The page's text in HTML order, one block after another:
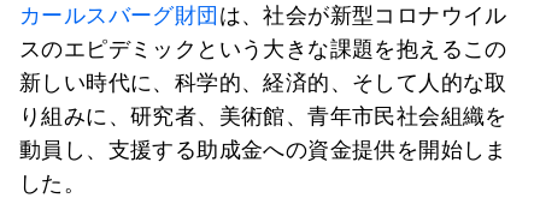
カールスバーグ財団 は、社会が新型コロナウイル
スのエピデミックという大きな課題を抱えるこの
新しい時代に、科学的、経済的、そして人的な取
り組みに、研究者、美術館、青年市民社会組織を
動員し、支援する助成金への資金提供を開始しま
した。